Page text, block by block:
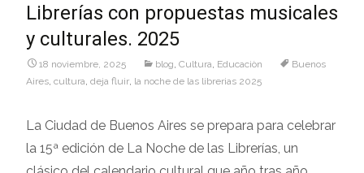
Librerías con propuestas musicales
y culturales. 2025
18 noviembre, 2025 blog, Cultura, Educaciòn
Buenos
Aires, cultura, deja fluir, la noche de las librerias 2025
La Ciudad de Buenos Aires se prepara para celebrar
la 15ª edición de La Noche de las Librerías, un